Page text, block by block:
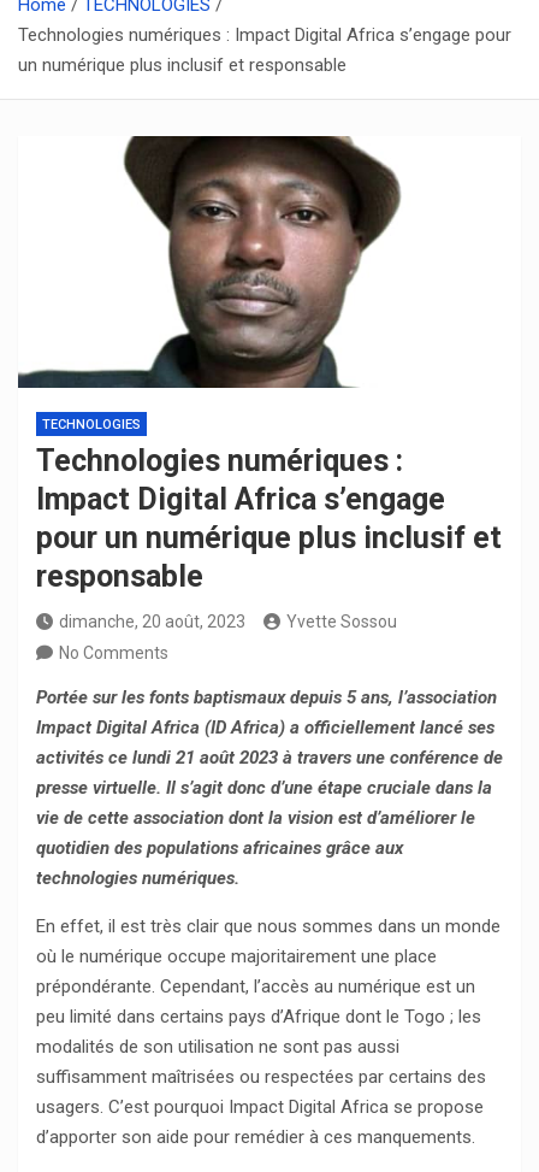
Home
TECHNOLOGIES
Technologies numériques : Impact Digital Africa s’engage pour
un numérique plus inclusif et responsable
TECHNOLOGIES
Technologies numériques :
Impact Digital Africa s’engage
pour un numérique plus inclusif et
responsable
dimanche, 20 août, 2023
Yvette Sossou
No Comments
Portée sur les fonts baptismaux depuis 5 ans, l’association
Impact Digital Africa (ID Africa) a officiellement lancé ses
activités ce lundi 21 août 2023 à travers une conférence de
presse virtuelle. Il s’agit donc d’une étape cruciale dans la
vie de cette association dont la vision est d’améliorer le
quotidien des populations africaines grâce aux
technologies numériques.
En effet, il est très clair que nous sommes dans un monde
où le numérique occupe majoritairement une place
prépondérante. Cependant, l’accès au numérique est un
peu limité dans certains pays d’Afrique dont le Togo ; les
modalités de son utilisation ne sont pas aussi
suffisamment maîtrisées ou respectées par certains des
usagers. C’est pourquoi Impact Digital Africa se propose
d’apporter son aide pour remédier à ces manquements.